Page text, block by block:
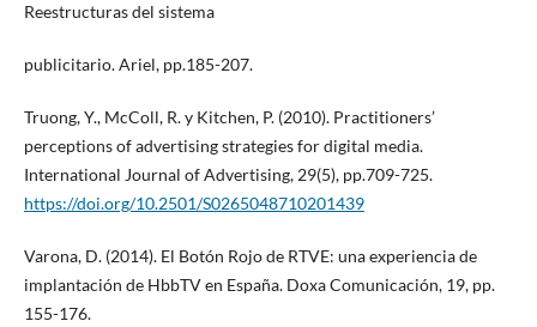
Reestructuras del sistema
publicitario. Ariel, pp.185-207.
Truong, Y., McColl, R. y Kitchen, P. (2010). Practitioners’
perceptions of advertising strategies for digital media.
International Journal of Advertising, 29(5), pp.709-725.
https://doi.org/10.2501/S0265048710201439
Varona, D. (2014). El Botón Rojo de RTVE: una experiencia de
implantación de HbbTV en España. Doxa Comunicación, 19, pp.
155-176.